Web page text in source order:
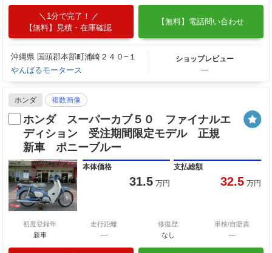
1分で完了！
【無料】見積・在庫確認
【無料】電話問い合わせ
沖縄県 国頭郡本部町浦崎２４０−１
やんばるモータース
ショップレビュー
―
ホンダ 複数画像
ホンダ スーパーカブ５０ ファイナルエ
ディション 受注期間限定モデル 正規
新車 ポニーブルー
本体価格
31.5 万円
支払総額
32.5 万円
初度登録年
新車
走行距離
—
修復歴
なし
車検/自賠責
―